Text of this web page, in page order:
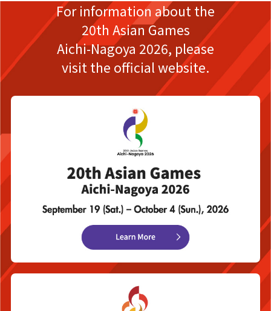
For information about the
20th Asian Games
Aichi-Nagoya 2026, please
visit the official website.